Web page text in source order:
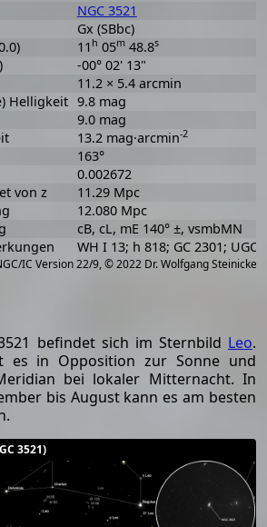
IC Version 22/9, © 2022 Dr. Wolfgang Steinicke
NGC 3521
Gx (SBbc)
11 h 05m48.8s
-00° 02' 13"
11.2 × 5.4 arcmin
Helligkeit 9.8 mag
9.0 mag
13.2 mag·arcmin-2
163°
0.002672
von z
11.29 Mpc
12.080 Mpc
cB, cL, mE 140° ±, vsmbMN
WH I 13; h 818; GC 2301; UGC
befindet sich im Sternbild Leo.
es in Opposition zur Sonne und
bei lokaler Mitternacht. In
bis August kann es am besten
3521)